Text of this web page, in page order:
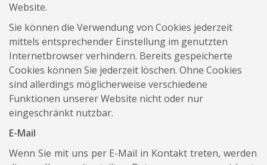
Website.
Sie können die Verwendung von Cookies jederzeit
mittels entsprechender Einstellung im genutzten
Internetbrowser verhindern. Bereits gespeicherte
Cookies können Sie jederzeit löschen. Ohne Cookies
sind allerdings möglicherweise verschiedene
Funktionen unserer Website nicht oder nur
eingeschränkt nutzbar.
E-Mail
Wenn Sie mit uns per E-Mail in Kontakt treten, werden